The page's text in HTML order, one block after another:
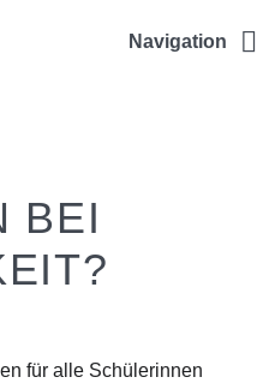
Navigation
BEI
für alle Schülerinnen